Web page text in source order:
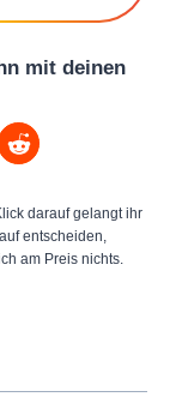
mit deinen
darauf gelangt ihr
entscheiden,
am Preis nichts.